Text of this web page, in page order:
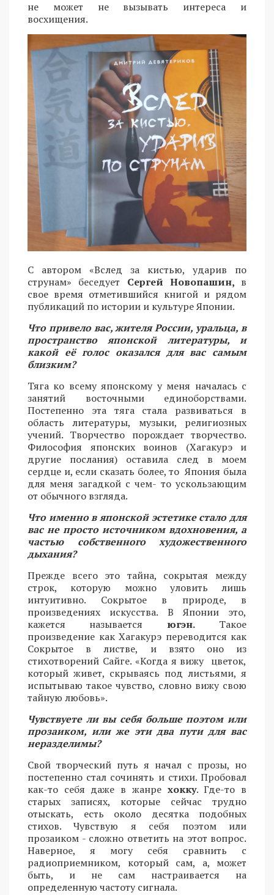
не может не вызывать интереса и
восхищения.
С автором «Вслед за кистью, ударив по
струнам» беседует Сергей Новопашин, в
свое время отметившийся книгой и рядом
публикаций по истории и культуре Японии.
Что привело вас, жителя России, уральца, в
пространство японской литературы, и
какой её голос оказался для вас самым
близким?
Тяга ко всему японскому у меня началась с
занятий восточными единоборствами.
Постепенно эта тяга стала развиваться в
область литературы, музыки, религиозных
учений. Творчество порождает творчество.
Философия японских воинов (Хагакурэ и
другие послания) оставила след в моем
сердце и, если сказать более, то Япония была
для меня загадкой с чем- то ускользающим
от обычного взгляда.
Что именно в японской эстетике стало для
вас не просто источником вдохновения, а
частью собственного художественного
дыхания?
Прежде всего это тайна, сокрытая между
строк, которую можно уловить лишь
интуитивно. Сокрытое в природе, в
произведениях искусства. В Японии это,
кажется называется югэн.Такое
произведение как Хагакурэ переводится как
Сокрытое в листве, и взято оно из
стихотворений Сайге. «Когда я вижу цветок,
который живет, скрываясь под листьями, я
испытываю такое чувство, словно вижу свою
тайную любовь».
Чувствуете ли вы себя больше поэтом или
прозаиком, или же эти два пути для вас
неразделимы?
Свой творческий путь я начал с прозы, но
постепенно стал сочинять и стихи. Пробовал
как-то себя даже в жанре хокку. Где-то в
старых записях, которые сейчас трудно
отыскать, есть около десятка подобных
стихов. Чувствую я себя поэтом или
прозаиком - сложно ответить на этот вопрос.
Наверное, я могу себя сравнить с
радиоприемником, который сам, а, может
быть, и не сам настраивается на
определенную частоту сигнала.